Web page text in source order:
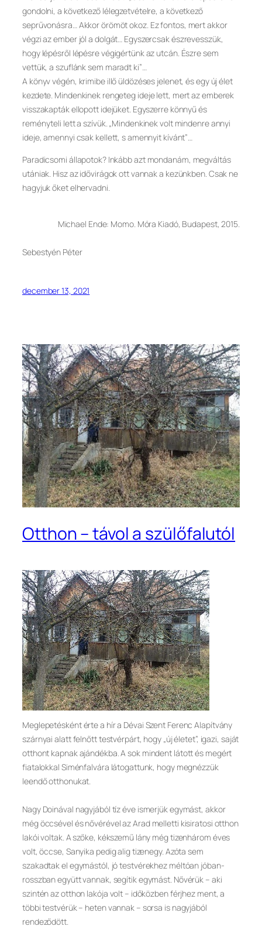
gondolni, a következő lélegzetvételre, a következő
seprűvonásra… Akkor örömöt okoz. Ez fontos, mert akkor
végzi az ember jól a dolgát… Egyszercsak észrevesszük,
hogy lépésről lépésre végigértünk az utcán. Észre sem
vettük, a szuflánk sem maradt ki”…
A könyv végén, krimibe illő üldözéses jelenet, és egy új élet
kezdete. Mindenkinek rengeteg ideje lett, mert az emberek
visszakapták ellopott idejüket. Egyszerre könnyű és
reményteli lett a szívük. „Mindenkinek volt mindenre annyi
ideje, amennyi csak kellett, s amennyit kívánt”…
Paradicsomi állapotok? Inkább azt mondanám, megváltás
utániak. Hisz az idővirágok ott vannak a kezünkben. Csak ne
hagyjuk őket elhervadni.
Michael Ende: Momo. Móra Kiadó, Budapest, 2015.
Sebestyén Péter
december 13, 2021
Otthon – távol a szülőfalutól
Meglepetésként érte a hír a Dévai Szent Ferenc Alapítvány
szárnyai alatt felnőtt testvérpárt, hogy „új életet”, igazi, saját
otthont kapnak ajándékba. A sok mindent látott és megért
fiatalokkal Siménfalvára látogattunk, hogy megnézzük
leendő otthonukat.
Nagy Doinával nagyjából tíz éve ismerjük egymást, akkor
még öccsével és nővérével az Arad melletti kisiratosi otthon
lakói voltak. A szőke, kékszemű lány még tizenhárom éves
volt, öccse, Sanyika pedig alig tizenegy. Azóta sem
szakadtak el egymástól, jó testvérekhez méltóan jóban-
rosszban együtt vannak, segítik egymást. Nővérük – aki
szintén az otthon lakója volt – időközben férjhez ment, a
többi testvérük – heten vannak – sorsa is nagyjából
rendeződött.